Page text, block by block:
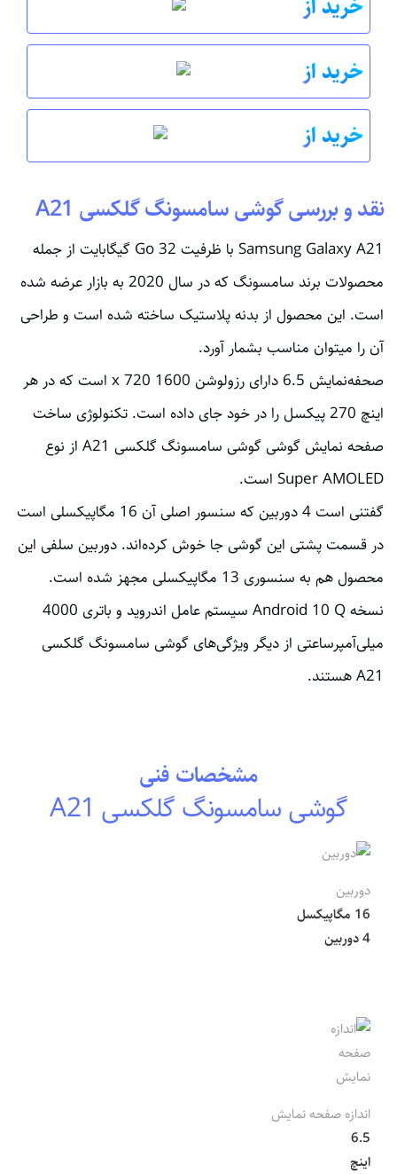
خرید از
خرید از
خرید از
نقد و بررسیگوشی سامسونگ گلکسی A21
Samsung Galaxy A21 با ظرفیت 32 Go گیگابایت از جمله
محصولات برند سامسونگ که در سال 2020 به بازار عرضه شده
است. این محصول از بدنه پلاستیک ساخته شده است و طراحی
آن را میتوان مناسب بشمار آورد.
صحفه‌نمایش 6.5 دارای رزولوشن
1600 x 720
است که در هر
اینچ 270 پیکسل را در خود جای داده است. تکنولوژی ساخت
صفحه نمایش گوشی گوشی سامسونگ گلکسی A21 از نوع
Super AMOLED است.
گفتنی است 4 دوربین که سنسور اصلی آن 16 مگاپیکسلی است
در قسمت پشتی این گوشی جا خوش کرده‌اند. دوربین‌ سلفی این
محصول هم به سنسوری 13 مگاپیکسلی مجهز شده است.
نسخه Android 10 Q سیستم عامل اندروید و باتری 4000
میلی‌آمپرساعتی از دیگر ویژگی‌‌های گوشی سامسونگ گلکسی
A21 هستند.
مشخصات فنی
گوشی سامسونگ گلکسی A21
دوربین
16 مگاپیکسل
4 دوربین
اندازه صفحه نمایش
6.5
اینچ